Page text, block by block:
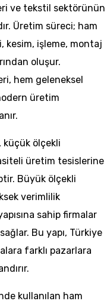
ve tekstil sektörünün
Üretim süreci; ham
kesim, işleme, montaj
oluşur.
hem geleneksel
üretim
küçük ölçekli
üretim tesislerine
Büyük ölçekli
verimlilik
sahip firmalar
Bu yapı, Türkiye
farklı pazarlara
kullanılan ham